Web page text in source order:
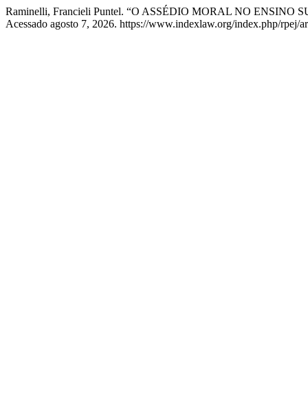
Raminelli, Francieli Puntel. “O ASSÉDIO MORAL NO ENSINO
Acessado agosto 7, 2026. https://www.indexlaw.org/index.php/rpej/